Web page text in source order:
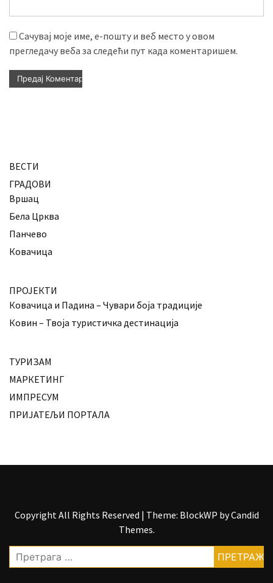
Сачувај моје име, е-пошту и веб место у овом
прегледачу веба за следећи пут када коментаришем.
ВЕСТИ
ГРАДОВИ
Вршац
Бела Црква
Панчево
Ковачица
ПРОЈЕКТИ
Ковачица и Падина – Чувари боја традиције
Ковин – Твоја туристичка дестинација
ТУРИЗАМ
МАРКЕТИНГ
ИМПРЕСУМ
ПРИЈАТЕЉИ ПОРТАЛА
Copyright All Rights Reserved | Theme: BlockWP byCandid
Themes.
Претрага
за: